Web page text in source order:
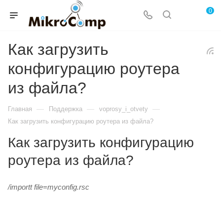
0
Как загрузить
конфигурацию роутера
из файла?
Главная — Поддержка — voprosy_i_otvety —
Как загрузить конфигурацию роутера из файла?
Как загрузить конфигурацию
роутера из файла?
/importt file=myconfig.rsc